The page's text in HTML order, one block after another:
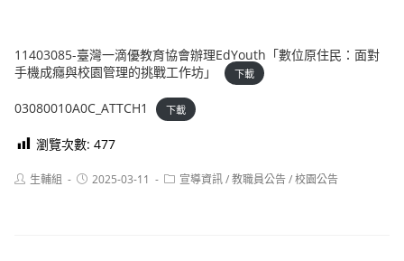
11403085-臺灣一滴優教育協會辦理EdYouth「數位原住⺠：面對
手機成癮與校園管理的挑戰工作坊」
下載
03080010A0C_ATTCH1 下載
瀏覽次數: 477
Post生輔組
Post2025-03-11
Post宣導資訊/教職員公告/校園公告